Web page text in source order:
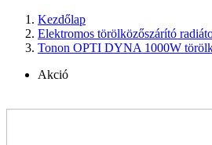
Kezdőlap
Elektromos törölközőszárító
Tonon OPTI DYNA 1000W
Akció